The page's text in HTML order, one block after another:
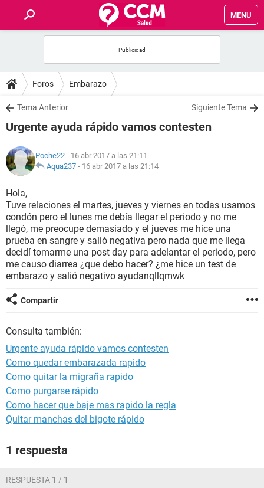
MENU
FOROS
SALUD
FAMILIA
NUTRICIÓN
BIENESTAR
SEXUALIDAD
GLOSARIO
Foros Embarazo
Tema Anterior Siguiente Tema
Urgente ayuda rápido vamos contesten
Poche22 - 16 abr 2017 a las 21:11
Aqua237 - 16 abr 2017 a las 21:14
Hola,
Tuve relaciones el martes, jueves y viernes en todas usamos
condón pero el lunes me debía llegar el periodo y no me
llegó, me preocupe demasiado y el jueves me hice una
prueba en sangre y salió negativa pero nada que me llega
decidí tomarme una post day para adelantar el periodo, pero
me causo diarrea ¿que debo hacer? ¿me hice un test de
embarazo y salió negativo ayudanqllqmwk
Compartir
Consulta también:
Urgente ayuda rápido vamos contesten
Como quedar embarazada rapido
Como quitar la migraña rapido
Como purgarse rápido
Como hacer que baje mas rapido la regla
Quitar manchas del bigote rápido
1 respuesta
RESPUESTA 1 / 1